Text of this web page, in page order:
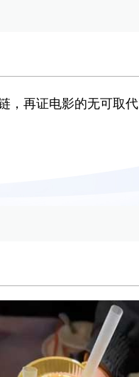
，再证电影的无可取代